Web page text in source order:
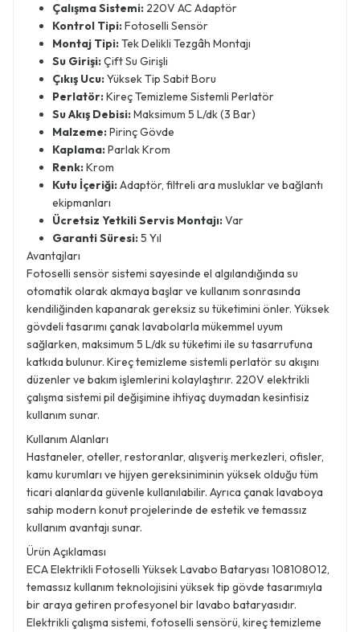
Çalışma Sistemi: 220V AC Adaptör
Kontrol Tipi:Fotoselli Sensör
Montaj Tipi:Tek Delikli Tezgâh Montajı
Su Girişi:Çift Su Girişli
Çıkış Ucu:Yüksek Tip Sabit Boru
Perlatör:Kireç Temizleme Sistemli Perlatör
Su Akış Debisi:Maksimum 5 L/dk (3 Bar)
Malzeme:Pirinç Gövde
Kaplama:Parlak Krom
Renk:Krom
Kutu İçeriği:Adaptör, filtreli ara musluklar ve bağlantı
ekipmanları
Ücretsiz Yetkili Servis Montajı:Var
Garanti Süresi:5 Yıl
Avantajları
Fotoselli sensör sistemi sayesinde el algılandığında su
otomatik olarak akmaya başlar ve kullanım sonrasında
kendiliğinden kapanarak gereksiz su tüketimini önler. Yüksek
gövdeli tasarımı çanak lavabolarla mükemmel uyum
sağlarken, maksimum 5 L/dk su tüketimi ile su tasarrufuna
katkıda bulunur. Kireç temizleme sistemli perlatör su akışını
düzenler ve bakım işlemlerini kolaylaştırır. 220V elektrikli
çalışma sistemi pil değişimine ihtiyaç duymadan kesintisiz
kullanım sunar.
Kullanım Alanları
Hastaneler, oteller, restoranlar, alışveriş merkezleri, ofisler,
kamu kurumları ve hijyen gereksiniminin yüksek olduğu tüm
ticari alanlarda güvenle kullanılabilir. Ayrıca çanak lavaboya
sahip modern konut projelerinde de estetik ve temassız
kullanım avantajı sunar.
Ürün Açıklaması
ECA Elektrikli Fotoselli Yüksek Lavabo Bataryası 108108012,
temassız kullanım teknolojisini yüksek tip gövde tasarımıyla
bir araya getiren profesyonel bir lavabo bataryasıdır.
Elektrikli çalışma sistemi, fotoselli sensörü, kireç temizleme